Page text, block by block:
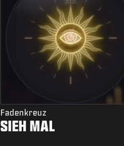
Fadenkreuz
SIEH MAL